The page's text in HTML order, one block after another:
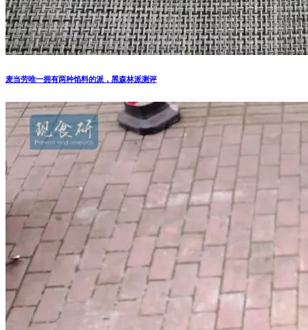
麦当劳唯一拥有两种馅料的派，黑森林派测评